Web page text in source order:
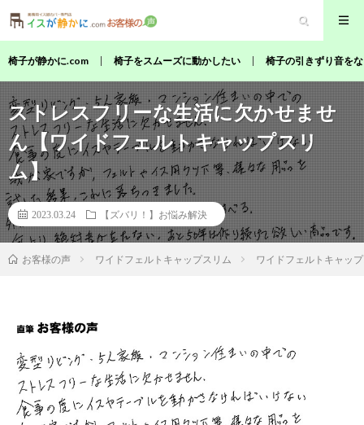
椅子が静かに.com 椅子をスムーズに動かしたい 椅子の引きずり音を
ストレスフリーな生活に欠かせませ
ん【ワイドフェルトキャップスリ
ム】
2023.03.24 【ズバリ！】お悩み解決
お客様の声 ワイドフェルトキャップスリム ワイドフェルトキャッ